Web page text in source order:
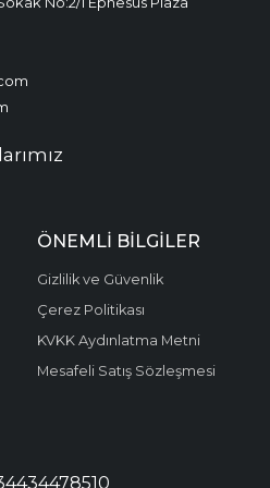
ÖNEMLI BILGILER
Gizlilik ve Güvenlik
Çerez Politikası
KVKK Aydınlatma Metni
Mesafeli Satış Sözleşmesi